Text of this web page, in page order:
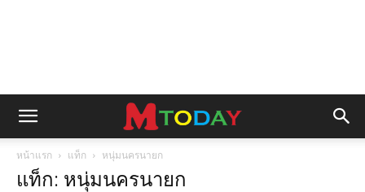
หน้าแรก แท็ก หนุ่มนครนายก
แท็ก: หนุ่มนครนายก